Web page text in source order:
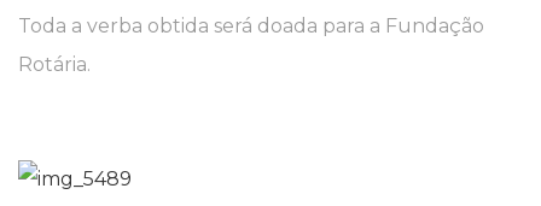
Toda a verba obtida será doada para a Fundação
Rotária.